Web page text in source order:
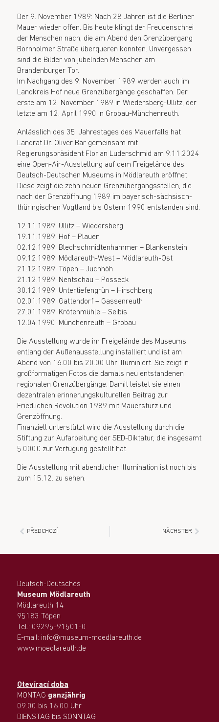
Der 9. November 1989: Nach 28 Jahren ist die Berliner
Mauer wieder offen. Bis heute klingt der Freudenschrei
der Menschen nach, die am Abend den Grenzübergang
Bornholmer Straße überqueren konnten. Unvergessen
sind die Bilder von jubelnden Menschen am
Brandenburger Tor.
Im Nachgang des 9. November 1989 werden auch im
Landkreis Hof neue Grenzübergänge geschaffen. Der
erste am 12. November 1989 in Wiedersberg-Ullitz, der
letzte am 12. April 1990 in Grobau-Münchenreuth.
Anlässlich des 35. Jahrestages des Mauerfalls hat
Landrat Dr. Oliver Bär gemeinsam mit
Regierungspräsident Florian Luderschmid am 9.11.2024
eine Open-Air-Ausstellung auf dem Freigelände des
Deutsch-Deutschen Museums in Mödlareuth eröffnet.
Diese zeigt die zehn neuen Grenzübergangsstellen, die
nach der Grenzöffnung 1989 im bayerisch-sächsisch-
thüringischen Vogtland bis Ostern 1990 entstanden sind:
12.11.1989: Ullitz – Wiedersberg
19.11.1989: Hof – Plauen
02.12.1989: Blechschmidtenhammer – Blankenstein
09.12.1989: Mödlareuth-West – Mödlareuth-Ost
21.12.1989: Töpen – Juchhöh
21.12.1989: Nentschau – Posseck
30.12.1989: Untertiefengrün – Hirschberg
02.01.1989: Gattendorf – Gassenreuth
27.01.1989: Krötenmühle – Seibis
12.04.1990: Münchenreuth – Grobau
Die Ausstellung wurde im Freigelände des Museums
entlang der Außenausstellung installiert und ist am
Abend von 16.00 bis 20.00 Uhr illuminiert. Sie zeigt in
großformatigen Fotos die damals neu entstandenen
regionalen Grenzübergänge. Damit leistet sie einen
dezentralen erinnerungskulturellen Beitrag zur
Friedlichen Revolution 1989 mit Mauersturz und
Grenzöffnung.
Finanziell unterstützt wird die Ausstellung durch die
Stiftung zur Aufarbeitung der SED-Diktatur, die insgesamt
5.000€ zur Verfügung gestellt hat.
Die Ausstellung mit abendlicher Illumination ist noch bis
zum 15.12. zu sehen.
PŘEDCHOZÍ NÄCHSTER
Deutsch-Deutsches
Museum Mödlareuth
Mödlareuth 14
95183 Töpen
Tel.: 09295-91501-0
E-mail: info@museum-moedlareuth.de
www.moedlareuth.de
Otevírací doba
MONTAG ganzjährig
09.00 bis 16.00 Uhr
DIENSTAG bis SONNTAG